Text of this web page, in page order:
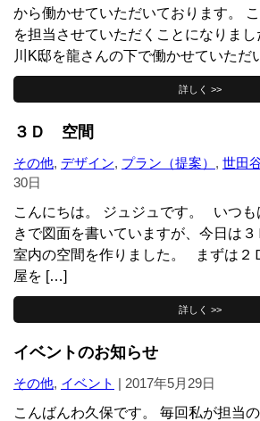
から働かせていただいております。
を担当させていただくことになりま
川K邸を龍さんの下で働かせていただ
詳しく >>
３Ｄ 空間
その他, デザイン, プラン（提案） , 世田
30日
こんにちは。 ジュジュです。 いつも
きで図面を書いていますが、今日は３
室内の空間を作りました。 まずは２
屋を […]
詳しく >>
イベントのお知らせ
その他, イベント | 2017年5月29日
こんばんわ久保です。 毎回私が担当